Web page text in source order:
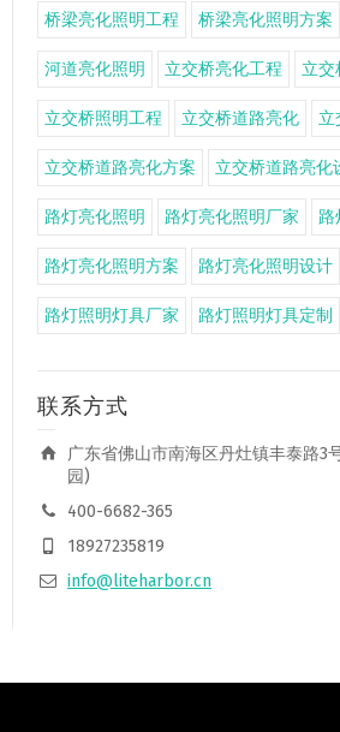
桥梁亮化照明工程 桥梁亮化照明方案
河道亮化照明 立交桥亮化工程 立交
立交桥照明工程 立交桥道路亮化 立
立交桥道路亮化方案 立交桥道路亮化
路灯亮化照明 路灯亮化照明厂家 路
路灯亮化照明方案 路灯亮化照明设计
路灯照明灯具厂家 路灯照明灯具定制
联系方式
广东省佛山市南海区丹灶镇丰泰路3
园)
400-6682-365
18927235819
info@liteharbor.cn